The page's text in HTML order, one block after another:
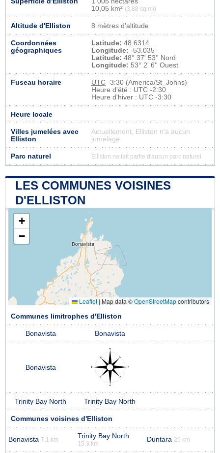
10,05 km² (3,88 sq mi)
Altitude d'Elliston 8 mètres d'altitude
Coordonnées
géographiques
Latitude: 48.6314
Longitude: -53.035
Latitude: 48° 37' 53'' Nord
Longitude: 53° 2' 6'' Ouest
Fuseau horaire UTC -3:30 (America/St_Johns)
Heure d'été : UTC -2:30
Heure d'hiver : UTC -3:30
Heure locale
Villes jumelées avec
Elliston
Actuellement, Elliston n'a aucun
jumelage
Parc naturel Elliston ne fait partie d'aucun parc naturel
LES COMMUNES VOISINES
D'ELLISTON
+
−
Leaflet| Map data ©OpenStreetMapcontributors
Communes limitrophes d'Elliston
Bonavista Bonavista
Bonavista
Trinity Bay North Trinity Bay North
Communes voisines d'Elliston
Bonavista 7.1 km Trinity Bay North
15.3 km
Duntara 26 km